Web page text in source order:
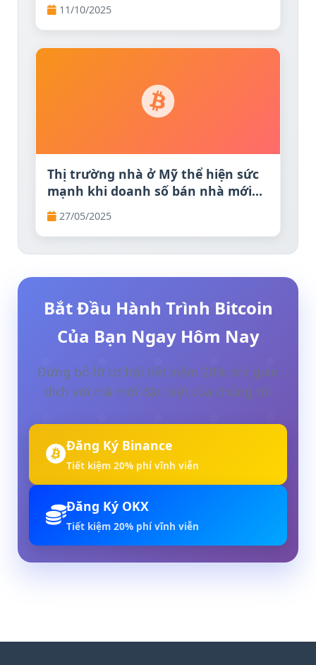
11/10/2025
Thị trường nhà ở Mỹ thể hiện sức
mạnh khi doanh số bán nhà mới
vượt kỳ vọng trong tháng 4
27/05/2025
Bắt Đầu Hành Trình Bitcoin
Của Bạn Ngay Hôm Nay
Đừng bỏ lỡ cơ hội tiết kiệm 20% phí giao
dịch với mã mời đặc biệt của chúng tôi
Đăng Ký Binance
Tiết kiệm 20% phí vĩnh viễn
Đăng Ký OKX
Tiết kiệm 20% phí vĩnh viễn